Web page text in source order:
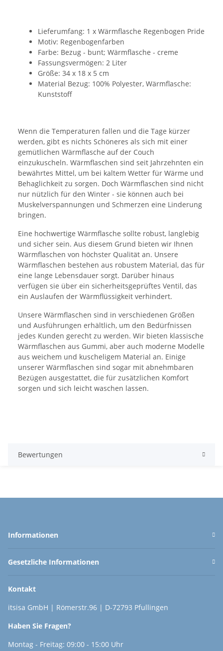
Lieferumfang: 1 x Wärmflasche Regenbogen Pride
Motiv: Regenbogenfarben
Farbe: Bezug - bunt; Wärmflasche - creme
Fassungsvermögen: 2 Liter
Größe: 34 x 18 x 5 cm
Material Bezug: 100% Polyester, Wärmflasche:
Kunststoff
Wenn die Temperaturen fallen und die Tage kürzer
werden, gibt es nichts Schöneres als sich mit einer
gemütlichen Wärmflasche auf der Couch
einzukuscheln. Wärmflaschen sind seit Jahrzehnten ein
bewährtes Mittel, um bei kaltem Wetter für Wärme und
Behaglichkeit zu sorgen. Doch Wärmflaschen sind nicht
nur nützlich für den Winter - sie können auch bei
Muskelverspannungen und Schmerzen eine Linderung
bringen.
Eine hochwertige Wärmflasche sollte robust, langlebig
und sicher sein. Aus diesem Grund bieten wir Ihnen
Wärmflaschen von höchster Qualität an. Unsere
Wärmflaschen bestehen aus robustem Material, das für
eine lange Lebensdauer sorgt. Darüber hinaus
verfügen sie über ein sicherheitsgeprüftes Ventil, das
ein Auslaufen der Wärmflüssigkeit verhindert.
Unsere Wärmflaschen sind in verschiedenen Größen
und Ausführungen erhältlich, um den Bedürfnissen
jedes Kunden gerecht zu werden. Wir bieten klassische
Wärmflaschen aus Gummi, aber auch moderne Modelle
aus weichem und kuscheligem Material an. Einige
unserer Wärmflaschen sind sogar mit abnehmbaren
Bezügen ausgestattet, die für zusätzlichen Komfort
sorgen und sich leicht waschen lassen.
Bewertungen
Informationen
Gesetzliche Informationen
Kontakt
itsisa GmbH | Römerstr.96 | D-72793 Pfullingen
Haben Sie Fragen?
Montag - Freitag: 09:00 - 15:00 Uhr